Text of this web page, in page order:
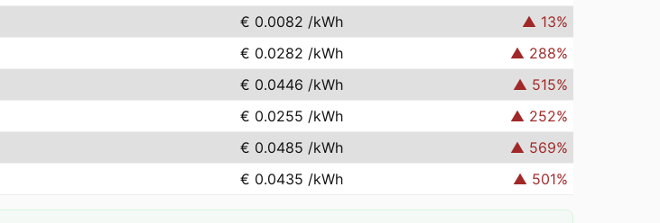
€ 0.0082 /kWh ▲ 13%
€ 0.0282 /kWh ▲ 288%
€ 0.0446 /kWh ▲ 515%
€ 0.0255 /kWh ▲ 252%
€ 0.0485 /kWh ▲ 569%
€ 0.0435 /kWh ▲ 501%